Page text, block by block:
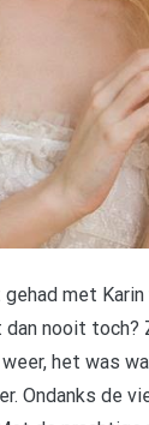
met Karin
nooit toch?
het was
Ondanks de